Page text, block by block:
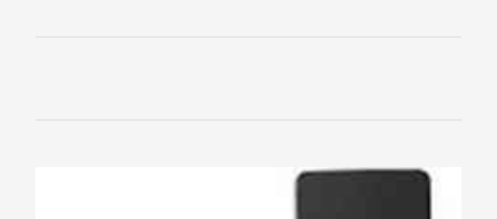
Главная
Регистрация